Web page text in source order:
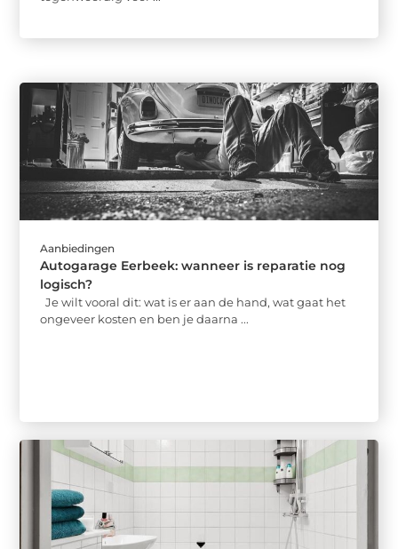
Aanbiedingen
Autogarage Eerbeek: wanneer is reparatie nog
logisch?
Je wilt vooral dit: wat is er aan de hand, wat gaat het
ongeveer kosten en ben je daarna ...